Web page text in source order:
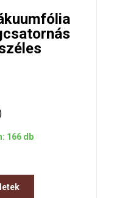
166 db